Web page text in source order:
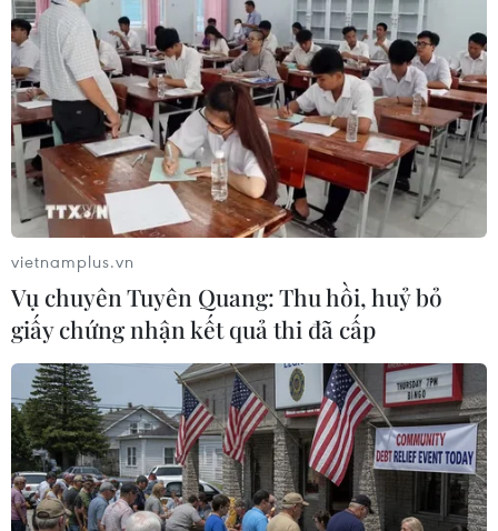
18/06/2021 04:02
Các tay súng ở thị trấn Birnin Yauri thuộc bang Kebbi ở
Tây Bắc Nigeria đã bắt cóc 5 giáo viên và một số học
sinh của một trường cao đẳng và bắn chết một sỹ quan
cảnh sát trong cuộc đọ súng.
vietnamplus.vn
Vụ chuyên Tuyên Quang: Thu hồi, huỷ bỏ
giấy chứng nhận kết quả thi đã cấp